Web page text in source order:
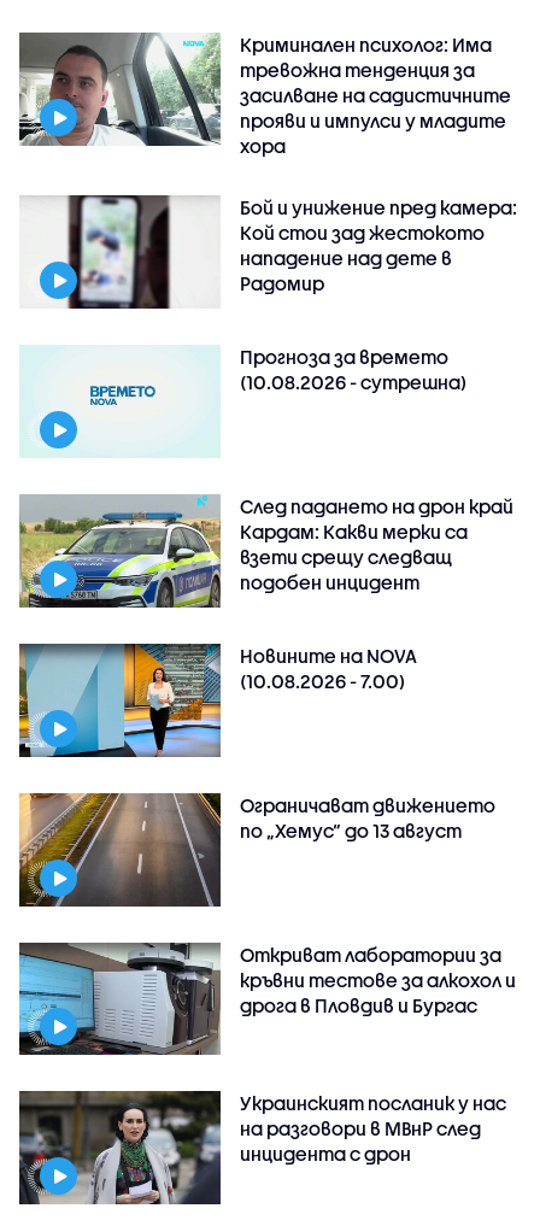
Криминален психолог: Има
тревожна тенденция за
засилване на садистичните
прояви и импулси у младите
хора
Бой и унижение пред камера:
Кой стои зад жестокото
нападение над дете в
Радомир
Прогноза за времето
(10.08.2026 - сутрешна)
След падането на дрон край
Кардам: Какви мерки са
взети срещу следващ
подобен инцидент
Новините на NOVA
(10.08.2026 - 7.00)
Ограничават движението
по „Хемус“ до 13 август
Откриват лаборатории за
кръвни тестове за алкохол и
дрога в Пловдив и Бургас
Украинският посланик у нас
на разговори в МВнР след
инцидента с дрон